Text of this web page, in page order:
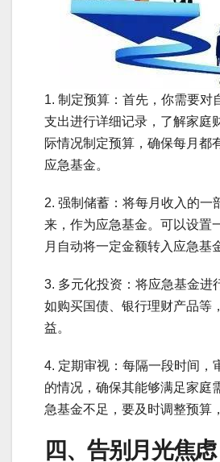
1. 制定预算：首先，你需要对
支出进行详细记录，了解家庭
际情况制定预算，确保每月都
应急基金。
2. 强制储蓄：将每月收入的一
来，作为应急基金。可以设置
月自动将一定金额转入应急基
3. 多元化投资：将应急基金进
如购买国债、银行理财产品等
益。
4. 定期审视：每隔一段时间，
的情况，确保其能够满足家庭
急基金不足，要及时调整预算
四、告别月光焦